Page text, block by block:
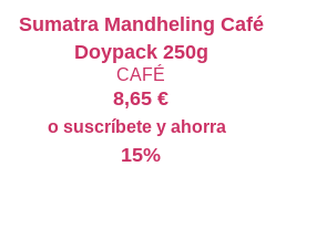
Sumatra Mandheling Café
Doypack 250g
CAFÉ
8,65 €
o suscríbete y ahorra
15%